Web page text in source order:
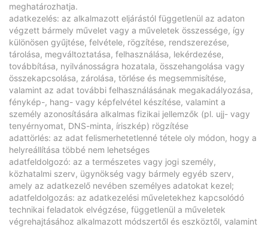
meghatározhatja.
adatkezelés: az alkalmazott eljárástól függetlenül az adaton
végzett bármely művelet vagy a műveletek összessége, így
különösen gyűjtése, felvétele, rögzítése, rendszerezése,
tárolása, megváltoztatása, felhasználása, lekérdezése,
továbbítása, nyilvánosságra hozatala, összehangolása vagy
összekapcsolása, zárolása, törlése és megsemmisítése,
valamint az adat további felhasználásának megakadályozása,
fénykép-, hang- vagy képfelvétel készítése, valamint a
személy azonosítására alkalmas fizikai jellemzők (pl. ujj- vagy
tenyérnyomat, DNS-minta, íriszkép) rögzítése
adattörlés: az adat felismerhetetlenné tétele oly módon, hogy a
helyreállítása többé nem lehetséges
adatfeldolgozó: az a természetes vagy jogi személy,
közhatalmi szerv, ügynökség vagy bármely egyéb szerv,
amely az adatkezelő nevében személyes adatokat kezel;
adatfeldolgozás: az adatkezelési műveletekhez kapcsolódó
technikai feladatok elvégzése, függetlenül a műveletek
végrehajtásához alkalmazott módszertől és eszköztől, valamint